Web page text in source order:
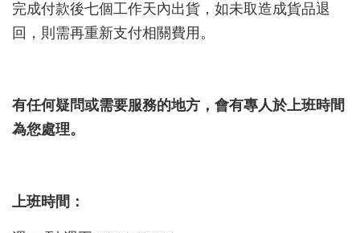
完成付款後七個工作天內出貨，如未取造成貨品退
回，則需再重新支付相關費用。
有任何疑問或需要服務的地方，會有專人於上班時間
為您處理。
上班時間：